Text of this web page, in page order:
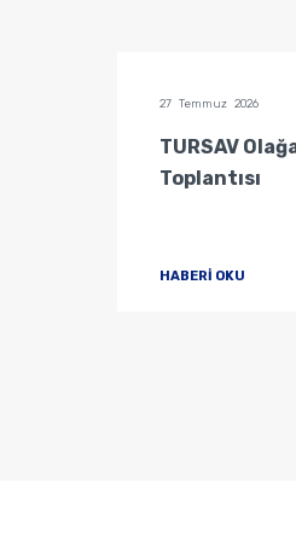
27 Temmuz 2026
TURSAV
Toplantısı
HABERİ OKU